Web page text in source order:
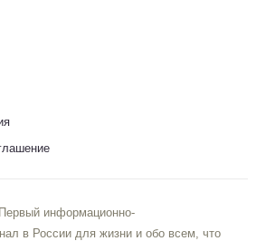
информационно-
в России для жизни и обо всем, что